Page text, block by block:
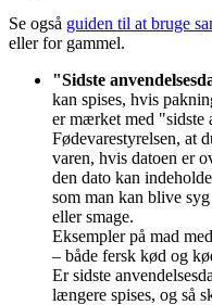
Se også guiden til at bruge
eller for gammel.
"Sidste
kan spises, hvis
er mærket med "sidste
Fødevarestyrelsen, at
varen, hvis datoen er
den dato kan
som man kan blive
eller smage.
Eksempler på mad
– både fersk kød og
Er sidste
længere spises, og så